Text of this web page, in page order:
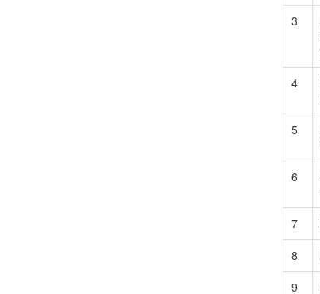
3
4
5
6
7
8
9